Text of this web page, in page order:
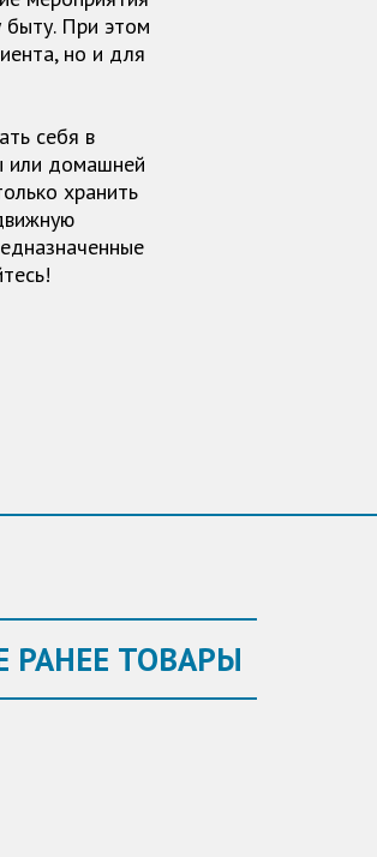
быту. При этом
но и для
себя в
или домашней
хранить
ТОВАРЫ